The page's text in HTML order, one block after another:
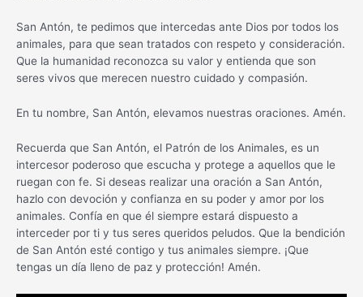
San Antón, te pedimos que intercedas ante Dios por todos los
animales, para que sean tratados con respeto y consideración.
Que la humanidad reconozca su valor y entienda que son
seres vivos que merecen nuestro cuidado y compasión.
En tu nombre, San Antón, elevamos nuestras oraciones. Amén.
Recuerda que San Antón, el Patrón de los Animales, es un
intercesor poderoso que escucha y protege a aquellos que le
ruegan con fe. Si deseas realizar una oración a San Antón,
hazlo con devoción y confianza en su poder y amor por los
animales. Confía en que él siempre estará dispuesto a
interceder por ti y tus seres queridos peludos. Que la bendición
de San Antón esté contigo y tus animales siempre. ¡Que
tengas un día lleno de paz y protección! Amén.